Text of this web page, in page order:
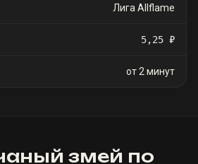
Лига Allflame
5,25 ₽
от 2 минут
змей по